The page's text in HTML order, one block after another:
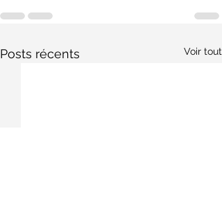
Posts récents Voir tout